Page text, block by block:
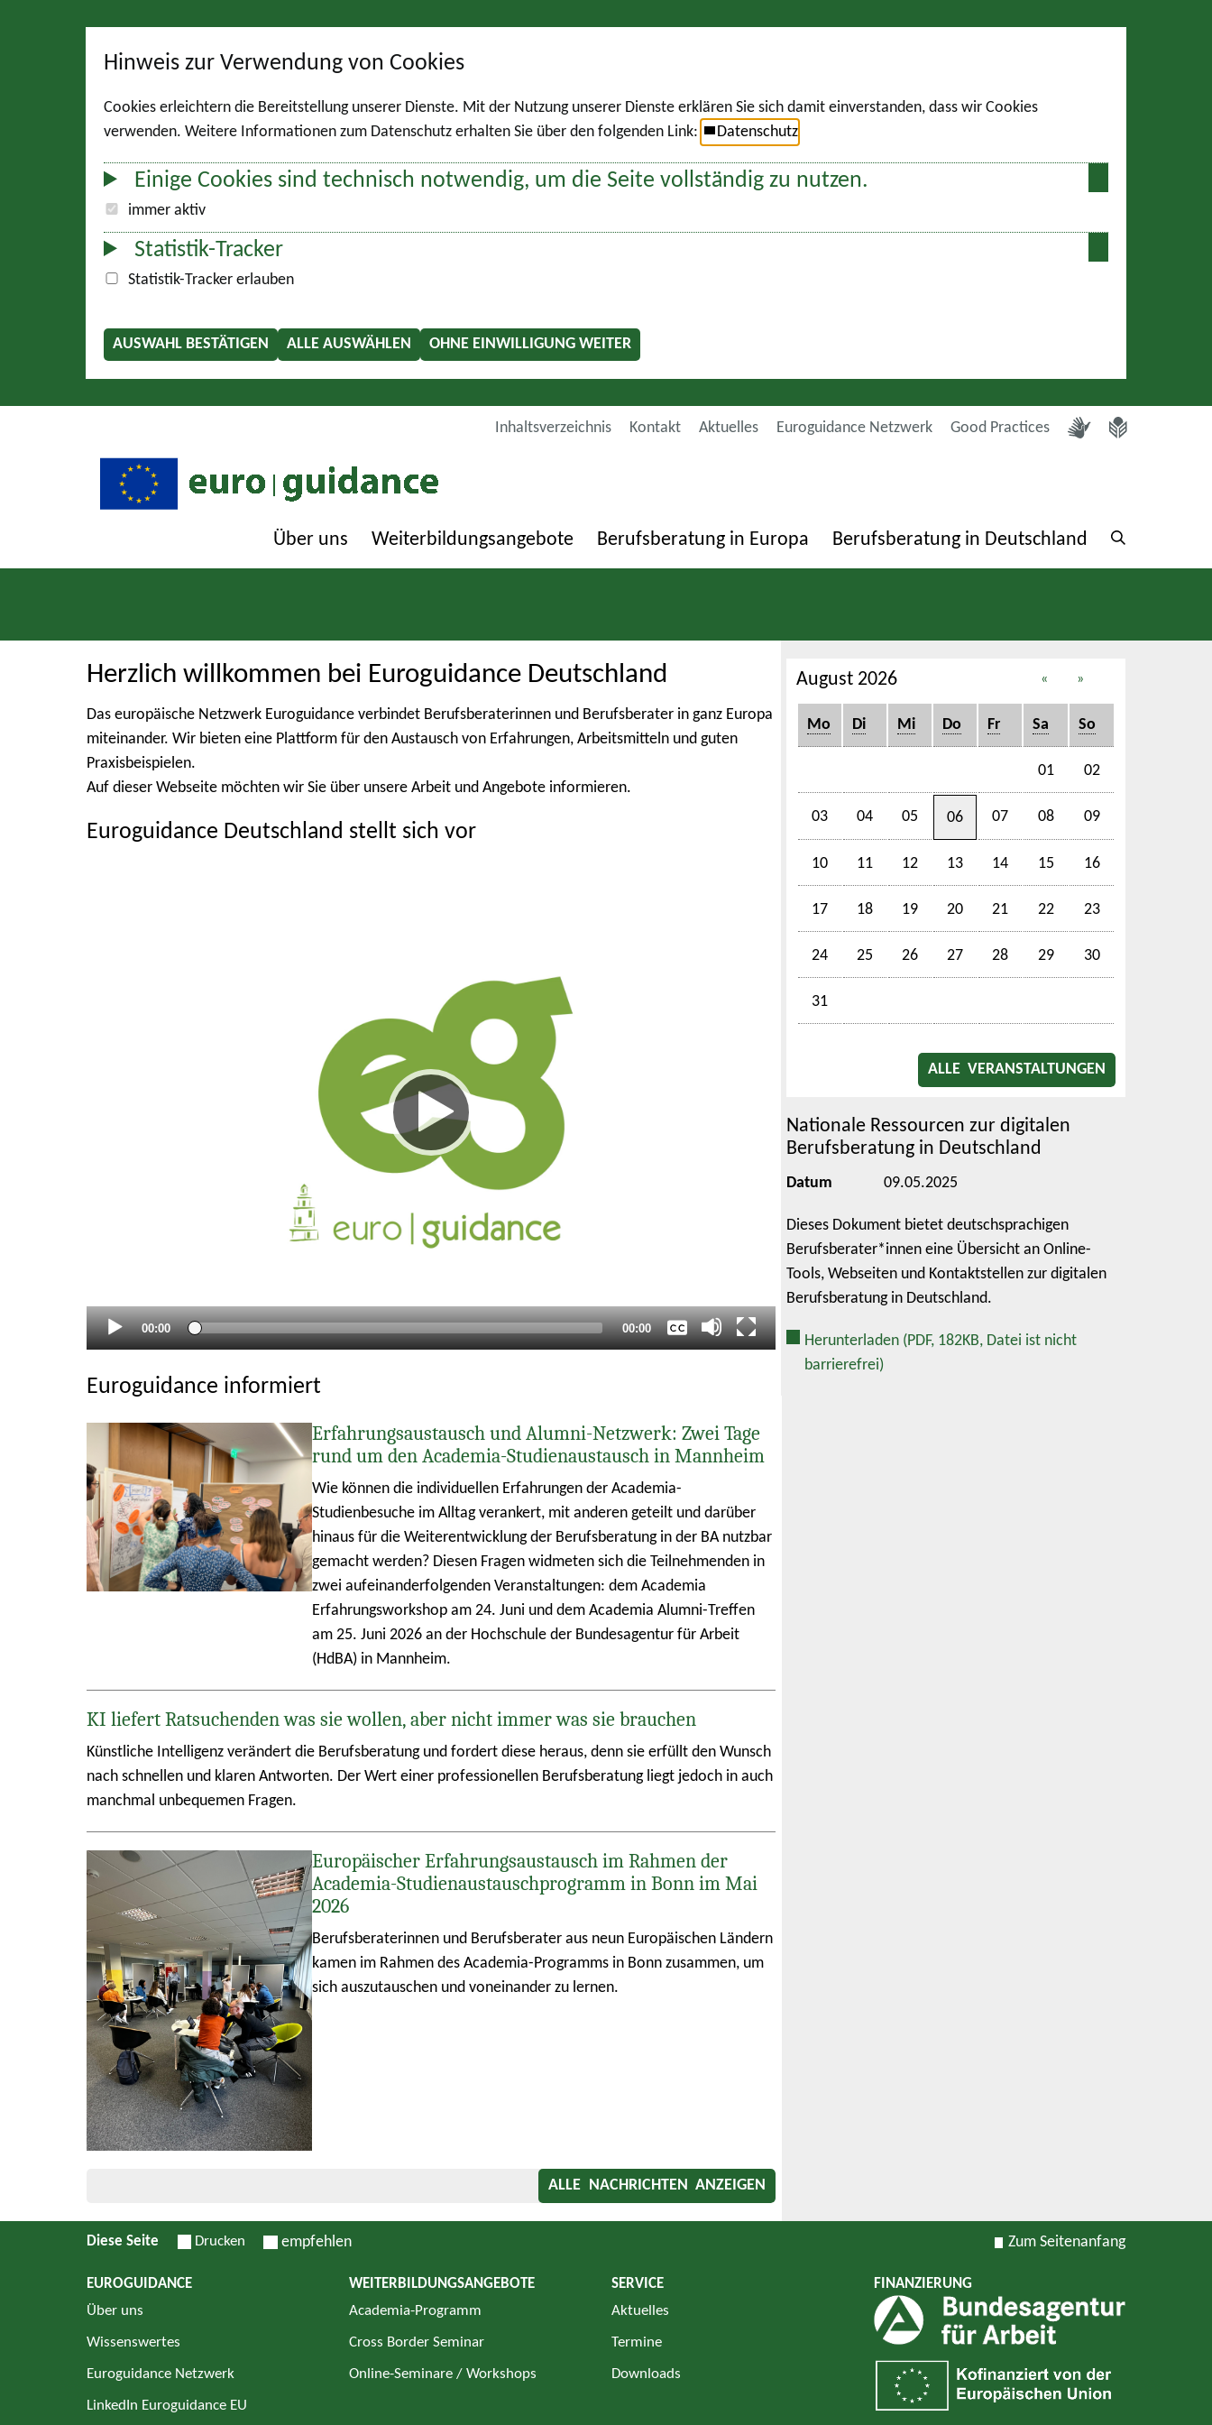
Hinweis zur Verwendung von Cookies
Cookies erleichtern die Bereitstellung unserer Dienste. Mit der Nutzung unserer Dienste erklären Sie sich damit einverstanden, dass wir Cookies
verwenden. Weitere Informationen zum Datenschutz erhalten Sie über den folgenden Link:
Datenschutz
Einige Cookies sind technisch notwendig, um die Seite vollständig zu nutzen.
immer aktiv
Statistik-Tracker
Statistik-Tracker erlauben
AUSWAHL BESTÄTIGEN ALLE AUSWÄHLEN OHNE EINWILLIGUNG WEITER
Inhaltsverzeichnis Kontakt Aktuelles Euroguidance Netzwerk Good Practices
Über uns Weiterbildungsangebote Berufsberatung in Europa Berufsberatung in Deutschland
Herzlich willkommen bei Euroguidance Deutschland
Das europäische Netzwerk Euroguidance verbindet Berufsberaterinnen und Berufsberater in ganz Europa
miteinander. Wir bieten eine Plattform für den Austausch von Erfahrungen, Arbeitsmitteln und guten
Praxisbeispielen.
Auf dieser Webseite möchten wir Sie über unsere Arbeit und Angebote informieren.
Euroguidance Deutschland stellt sich vor
Aktueller
Zeitpunkt
00:00 Gesamtlaufzeit
00:00
Euroguidance informiert
Erfahrungsaustausch und Alumni-Netzwerk: Zwei Tage
rund um den Academia-Studienaustausch in Mannheim
Wie können die individuellen Erfahrungen der Academia-
Studienbesuche im Alltag verankert, mit anderen geteilt und darüber
hinaus für die Weiterentwicklung der Berufsberatung in der BA nutzbar
gemacht werden? Diesen Fragen widmeten sich die Teilnehmenden in
zwei aufeinanderfolgenden Veranstaltungen: dem Academia
Erfahrungsworkshop am 24. Juni und dem Academia Alumni-Treffen
am 25. Juni 2026 an der Hochschule der Bundesagentur für Arbeit
(HdBA) in Mannheim.
KI liefert Ratsuchenden was sie wollen, aber nicht immer was sie brauchen
Künstliche Intelligenz verändert die Berufsberatung und fordert diese heraus, denn sie erfüllt den Wunsch
nach schnellen und klaren Antworten. Der Wert einer professionellen Berufsberatung liegt jedoch in auch
manchmal unbequemen Fragen.
Europäischer Erfahrungsaustausch im Rahmen der
Academia-Studienaustauschprogramm in Bonn im Mai
2026
Berufsberaterinnen und Berufsberater aus neun Europäischen Ländern
kamen im Rahmen des Academia-Programms in Bonn zusammen, um
sich auszutauschen und voneinander zu lernen.
ALLE NACHRICHTEN ANZEIGEN
August 2026 « »
Mo Di Mi Do Fr Sa So
01 02
03 04 05 06 07 08 09
10 11 12 13 14 15 16
17 18 19 20 21 22 23
24 25 26 27 28 29 30
31
ALLE VERANSTALTUNGEN
Nationale Ressourcen zur digitalen
Berufsberatung in Deutschland
Datum 09.05.2025
Dieses Dokument bietet deutschsprachigen
Berufsberater*innen eine Übersicht an Online-
Tools, Webseiten und Kontaktstellen zur digitalen
Berufsberatung in Deutschland.
Herunterladen (PDF, 182KB, Datei ist nicht
barrierefrei)
Diese Seite Drucken empfehlen Zum Seitenanfang
EUROGUIDANCE
Über uns
Wissenswertes
Euroguidance Netzwerk
LinkedIn Euroguidance EU
WEITERBILDUNGSANGEBOTE
Academia-Programm
Cross Border Seminar
Online-Seminare / Workshops
SERVICE
Aktuelles
Termine
Downloads
FINANZIERUNG